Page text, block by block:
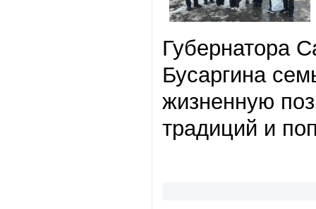
Губернатора
Бусаргина
жизненную
традиций и